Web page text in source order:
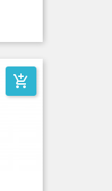
add_shopping_cart